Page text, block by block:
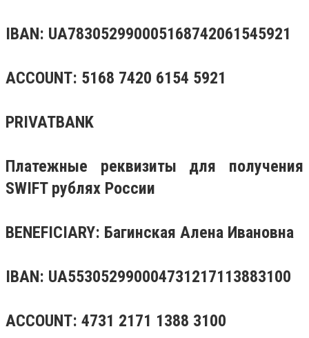
IBAN: UA783052990005168742061545921
ACCOUNT: 5168 7420 6154 5921
PRIVATBANK
Платежные реквизиты для получения
SWIFT рублях России
BENEFICIARY: Багинская Алена Ивановна
IBAN: UA553052990004731217113883100
ACCOUNT: 4731 2171 1388 3100